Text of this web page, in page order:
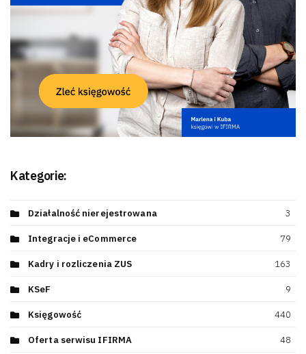
Kategorie:
Działalność nierejestrowana 3
Integracje i eCommerce 79
Kadry i rozliczenia ZUS 163
KSeF 9
Księgowość 440
Oferta serwisu IFIRMA 48